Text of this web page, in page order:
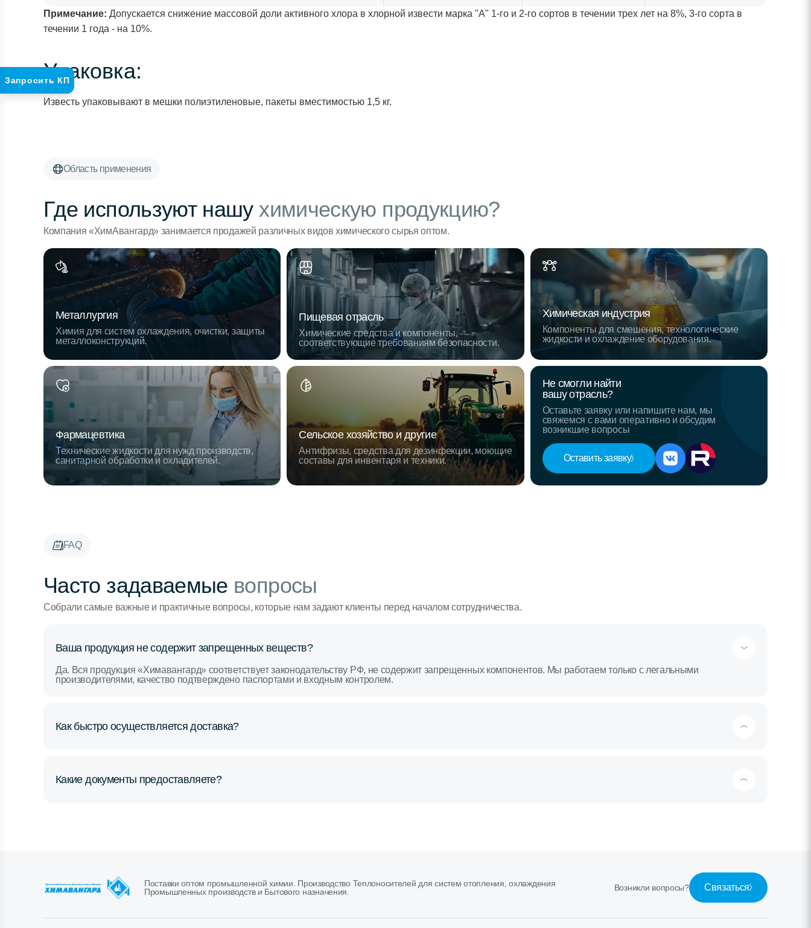
Примечание: Допускается снижение массовой доли активного хлора в хлорной извести марка "А" 1-го и 2-го сортов в течении трех лет на 8%, 3-го сорта в
течении 1 года - на 10%.
Упаковка:
Известь упаковывают в мешки полиэтиленовые, пакеты вместимостью 1,5 кг.
Область применения
Где используют нашухимическую продукцию?
Компания «ХимАвангард» занимается продажей различных видов химического сырья оптом.
Металлургия
Химия для систем охлаждения, очистки, защиты
металлоконструкций.
Пищевая отрасль
Химические средства и компоненты,
соответствующие требованиям безопасности.
Химическая индустрия
Компоненты для смешения, технологические
жидкости и охлаждение оборудования.
Фармацевтика
Технические жидкости для нужд производств,
санитарной обработки и охладителей.
Сельское хозяйство и другие
Антифризы, средства для дезинфекции, моющие
составы для инвентаря и техники.
Не смогли найти
вашу отрасль?
Оставьте заявку или напишите нам, мы
свяжемся с вами оперативно и обсудим
возникшие вопросы
Оставить заявку
FAQ
Часто задаваемые вопросы
Собрали самые важные и практичные вопросы, которые нам задают клиенты перед началом сотрудничества.
Ваша продукция не содержит запрещенных веществ?
Да. Вся продукция «Химавангард» соответствует законодательству РФ, не содержит запрещенных компонентов. Мы работаем только с легальными
производителями, качество подтверждено паспортами и входным контролем.
Как быстро осуществляется доставка?
Какие документы предоставляете?
Поставки оптом промышленной химии. Производство Теплоносителей для систем отопления, охлаждения
Промышленных производств и Бытового назначения.
Возникли вопросы? Связаться
Запросить КП